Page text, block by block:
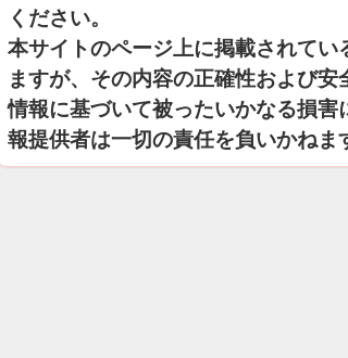
ください。
本サイトのページ上に掲載されてい
ますが、その内容の正確性および
情報に基づいて被ったいかなる損
報提供者は一切の責任を負いかねま